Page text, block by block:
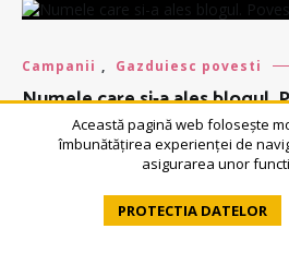
Campanii , Gazduiesc povesti
Numele care si-a ales blogul.
sârmăAceastă pagină web folosește
îmbunătățirea experienței de
asigurarea unor
PROTECTIA DATELOR